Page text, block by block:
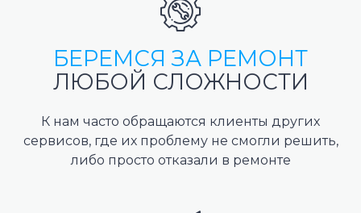
БЕРЕМСЯ ЗА РЕМОНТ
ЛЮБОЙ СЛОЖНОСТИ
К нам часто обращаются клиенты других
сервисов, где их проблему не смогли решить,
либо просто отказали в ремонте